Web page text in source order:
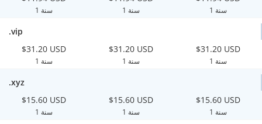
1 سنة 1 سنة 1 سنة
.vip
$31.20 USD
1 سنة
$31.20 USD
1 سنة
$31.20 USD
1 سنة
.xyz
$15.60 USD
1 سنة
$15.60 USD
1 سنة
$15.60 USD
1 سنة